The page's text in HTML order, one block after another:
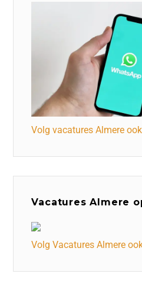
Volg vacatures Almere
Vacatures Almere
Volg Vacatures Almere